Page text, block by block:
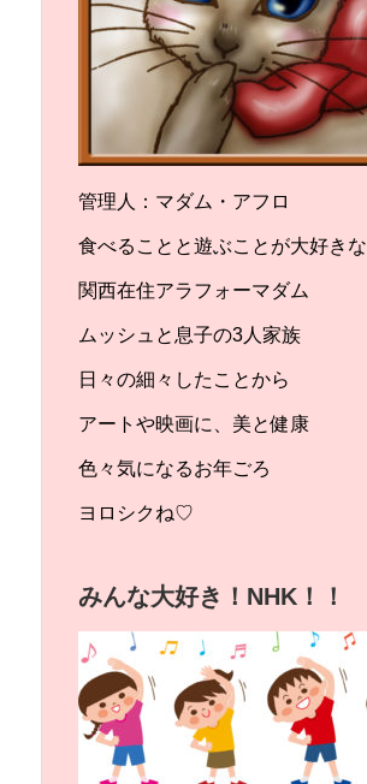
管理人：マダム・アフロ
食べることと遊ぶことが大好きな
関西在住アラフォーマダム
ムッシュと息子の3人家族
日々の細々したことから
アートや映画に、美と健康
色々気になるお年ごろ
ヨロシクね♡
みんな大好き！NHK！！